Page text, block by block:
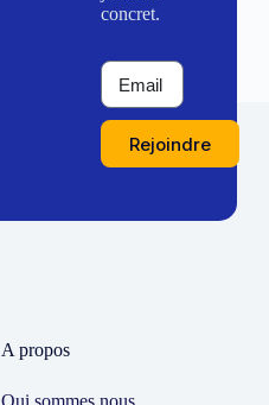
concret.
Rejoindre
A propos